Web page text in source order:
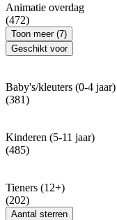
Animatie overdag
(472)
Toon meer (7)
Geschikt voor
Baby's/kleuters (0-4 jaar)
(381)
Kinderen (5-11 jaar)
(485)
Tieners (12+)
(202)
Aantal sterren